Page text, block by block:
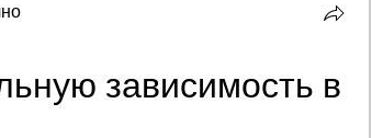
зависимость в